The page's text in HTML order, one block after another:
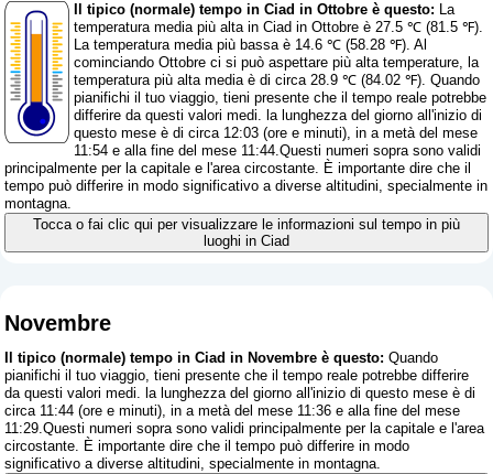
Il tipico (normale) tempo in Ciad in Ottobre è questo: La
temperatura media più alta in Ciad in Ottobre è 27.5 ℃ (81.5 ℉).
La temperatura media più bassa è 14.6 ℃ (58.28 ℉). Al
cominciando Ottobre ci si può aspettare più alta temperature, la
temperatura più alta media è di circa 28.9 ℃ (84.02 ℉). Quando
pianifichi il tuo viaggio, tieni presente che il tempo reale potrebbe
differire da questi valori medi. la lunghezza del giorno all'inizio di
questo mese è di circa 12:03 (ore e minuti), in a metà del mese
11:54 e alla fine del mese 11:44.Questi numeri sopra sono validi
principalmente per la capitale e l'area circostante. È importante dire che il
tempo può differire in modo significativo a diverse altitudini, specialmente in
montagna.
Tocca o fai clic qui per visualizzare le informazioni sul tempo in più
luoghi in Ciad
Novembre
Il tipico (normale) tempo in Ciad in Novembre è questo: Quando
pianifichi il tuo viaggio, tieni presente che il tempo reale potrebbe differire
da questi valori medi. la lunghezza del giorno all'inizio di questo mese è di
circa 11:44 (ore e minuti), in a metà del mese 11:36 e alla fine del mese
11:29.Questi numeri sopra sono validi principalmente per la capitale e l'area
circostante. È importante dire che il tempo può differire in modo
significativo a diverse altitudini, specialmente in montagna.